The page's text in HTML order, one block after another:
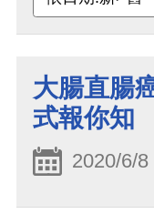
大腸直腸
式報你知
2020/6/8